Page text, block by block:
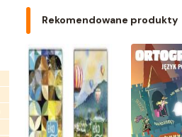
Rekomendowane produkty